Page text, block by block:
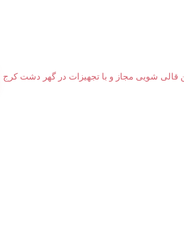
قالی شویی مجاز و با تجهیزات در گهر دشت کرج